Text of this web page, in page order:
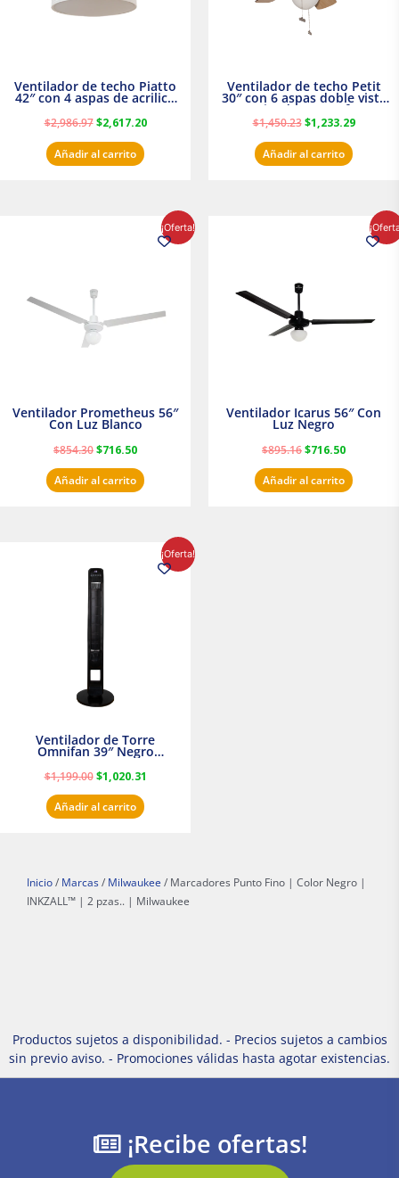
Ventilador de techo Piatto
42″ con 4 aspas de acrilico
transparente
$2,986.97 $2,617.20
Añadir al carrito
Ventilador de techo Petit
30″ con 6 aspas doble vista
Satinado Masterfan
$1,450.23 $1,233.29
Añadir al carrito
¡Oferta!
Ventilador Prometheus 56″
Con Luz Blanco
$854.30$716.50
precio
actual
Añadir al carrito
Ventilador Icarus 56″ Con
Luz Negro
$895.16$716.50
precio
actual
Añadir al carrito
¡Oferta!
Ventilador de Torre
Omnifan 39″ Negro
$1,199.00
original
era:
$1,020.31
precio
actual
Añadir al carrito
Inicio / Marcas / Milwaukee / Marcadores Punto Fino | Color Negro |
INKZALL™ | 2 pzas.. | Milwaukee
Productos sujetos a disponibilidad. - Precios sujetos a cambios
sin previo aviso. - Promociones válidas hasta agotar existencias.
¡Recibe ofertas!